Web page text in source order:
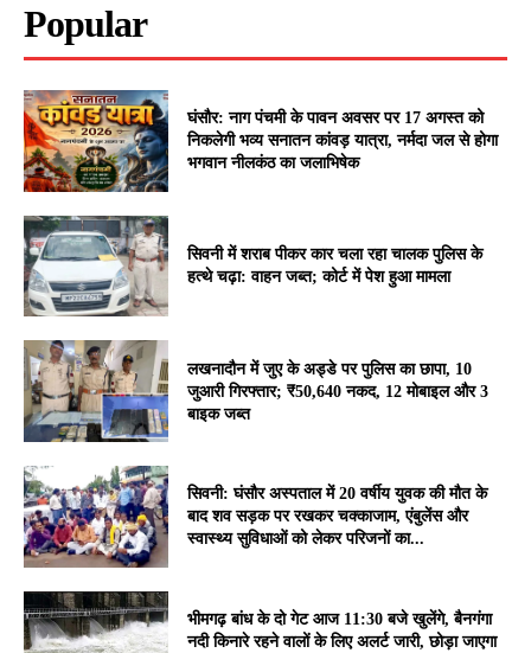
Popular
घंसौर: नाग पंचमी के पावन अवसर पर 17 अगस्त को
निकलेगी भव्य सनातन कांवड़ यात्रा, नर्मदा जल से होगा
भगवान नीलकंठ का जलाभिषेक
सिवनी में शराब पीकर कार चला रहा चालक पुलिस के
हत्थे चढ़ा: वाहन जब्त; कोर्ट में पेश हुआ मामला
लखनादौन में जुए के अड्डे पर पुलिस का छापा, 10
जुआरी गिरफ्तार; ₹50,640 नकद, 12 मोबाइल और 3
बाइक जब्त
सिवनी: घंसौर अस्पताल में 20 वर्षीय युवक की मौत के
बाद शव सड़क पर रखकर चक्काजाम, एंबुलेंस और
स्वास्थ्य सुविधाओं को लेकर परिजनों का...
भीमगढ़ बांध के दो गेट आज 11:30 बजे खुलेंगे, बैनगंगा
नदी किनारे रहने वालों के लिए अलर्ट जारी, छोड़ा जाएगा